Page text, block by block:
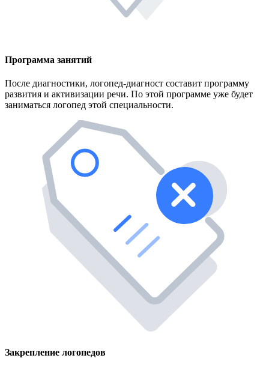
Программа занятий
После диагностики, логопед-диагност составит программу
развития и активизации речи. По этой программе уже будет
заниматься логопед этой специальности.
Закрепление логопедов